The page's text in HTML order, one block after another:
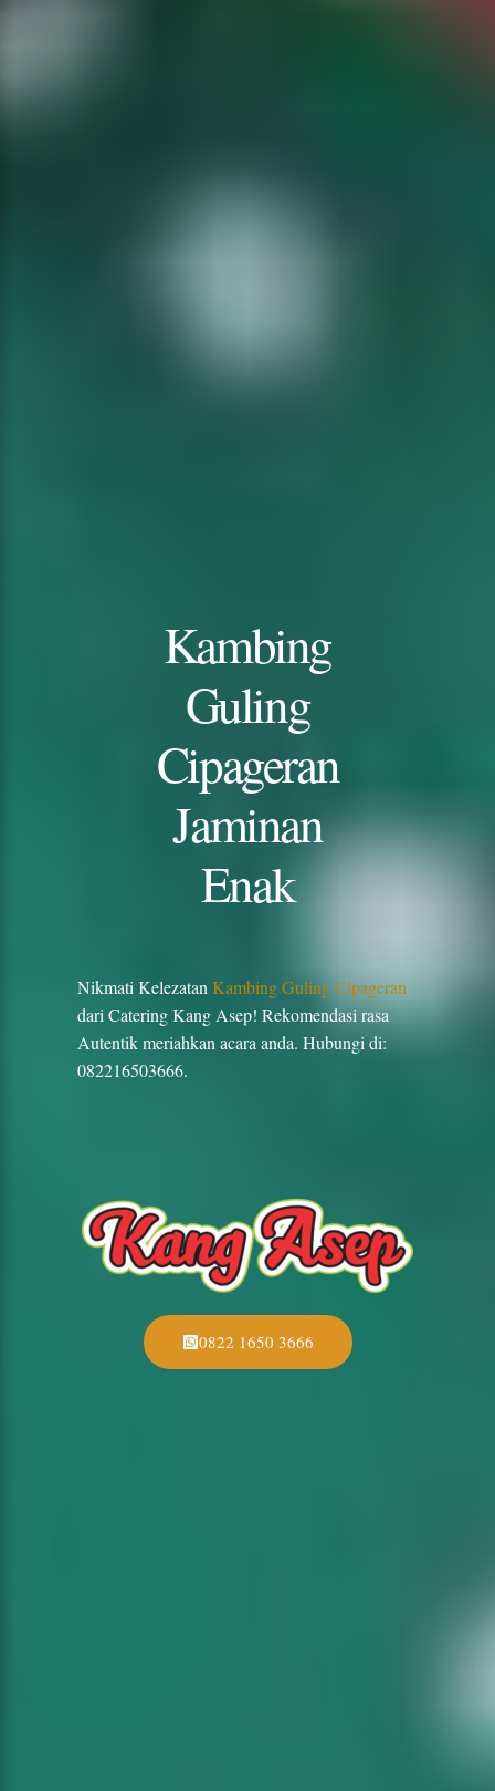
Kambing
Guling
Cipageran
Jaminan
Enak
Nikmati Kelezatan Kambing Guling Cipageran
dari Catering Kang Asep! Rekomendasi rasa
Autentik meriahkan acara anda. Hubungi di:
082216503666.
0822 1650 3666